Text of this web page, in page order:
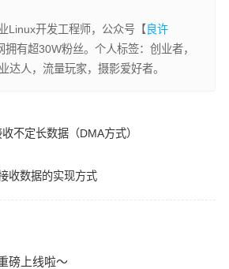
Linux开发工程师，公众号【 良许
有超30W粉丝。个人标签：创业者，
达人，流量玩家，摄影爱好者。
不定长数据（DMA方式）
收数据的实现方式
磅上线啦～